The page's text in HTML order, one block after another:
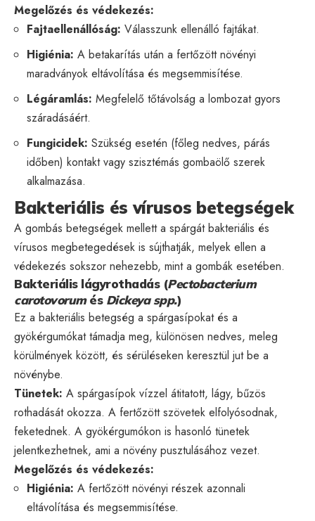
Megelőzés és védekezés:
Fajtaellenállóság: Válasszunk ellenálló fajtákat.
Higiénia: A betakarítás után a fertőzött növényi
maradványok eltávolítása és megsemmisítése.
Légáramlás: Megfelelő tőtávolság a lombozat gyors
száradásáért.
Fungicidek: Szükség esetén (főleg nedves, párás
időben) kontakt vagy szisztémás gombaölő szerek
alkalmazása.
Bakteriális és vírusos betegségek
A gombás betegségek mellett a spárgát bakteriális és
vírusos megbetegedések is sújthatják, melyek ellen a
védekezés sokszor nehezebb, mint a gombák esetében.
Bakteriális lágyrothadás (Pectobacterium
carotovorumés Dickeya spp.)
Ez a bakteriális betegség a spárgasípokat és a
gyökérgumókat támadja meg, különösen nedves, meleg
körülmények között, és sérüléseken keresztül jut be a
növénybe.
Tünetek: A spárgasípok vízzel átitatott, lágy, bűzös
rothadását okozza. A fertőzött szövetek elfolyósodnak,
feketednek. A gyökérgumókon is hasonló tünetek
jelentkezhetnek, ami a növény pusztulásához vezet.
Megelőzés és védekezés:
Higiénia: A fertőzött növényi részek azonnali
eltávolítása és megsemmisítése.